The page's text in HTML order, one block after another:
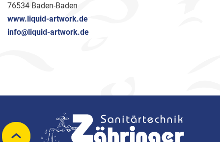
76534 Baden-Baden
www.liquid-artwork.de
info@liquid-artwork.de